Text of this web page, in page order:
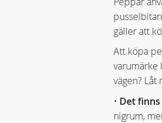
gäller att
Att köpa
varumärke
vägen?
• Det
nigrum,